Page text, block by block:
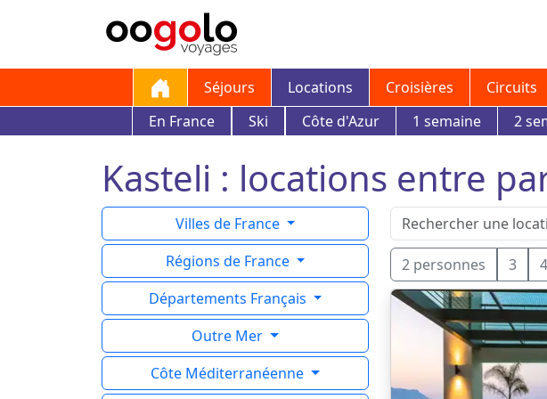
Séjours Locations Croisières Circuits
En France
Ski Côte d'Azur 1 semaine 2
Kasteli : locations entre
Villes de France
Régions de France
Départements Français
Outre Mer
Côte Méditerranéenne
2 personnes 3 4